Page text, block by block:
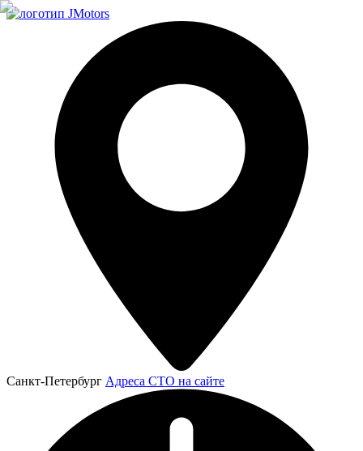
Санкт-Петербург Адреса СТО на сайте